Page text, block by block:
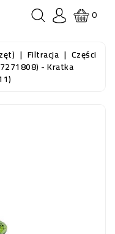
0
Filtracja Części
- Kratka